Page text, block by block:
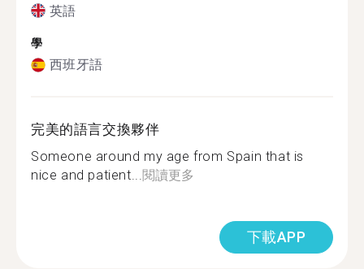
英語
學
西班牙語
完美的語言交換夥伴
Someone around my age from Spain that is
nice and patient...閱讀更多
下載APP